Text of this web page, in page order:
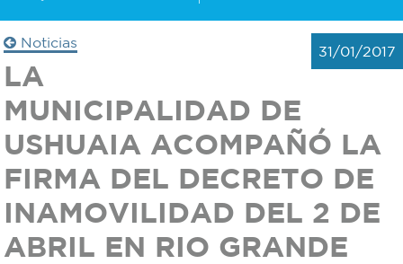
Defensa
civil
Zoonosis
Bromatología
Trámites
Transparencia
Actualidad
Correo
Noticias
31/01/2017
LA
MUNICIPALIDAD DE
USHUAIA ACOMPAÑÓ LA
FIRMA DEL DECRETO DE
INAMOVILIDAD DEL 2 DE
ABRIL EN RIO GRANDE